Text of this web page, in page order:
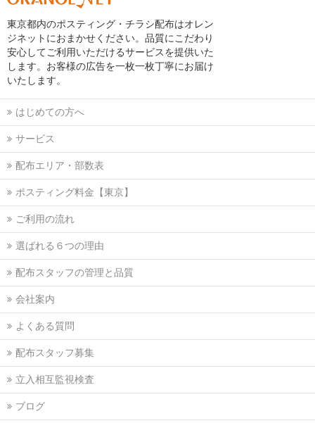
東京都内のポスティング・チラシ配布はオレン
ジネットにおまかせください。品質にこだわり
安心してご利用いただけるサービスを提供いた
します。お客様の広告を一枚一枚丁寧にお届け
いたします。
はじめての方へ
サービス
配布エリア・部数表
ポスティング料金【東京】
ご利用の流れ
選ばれる６つの理由
配布スタッフの管理と品質
会社案内
よくある質問
配布スタッフ募集
立入相互監視検査
ブログ